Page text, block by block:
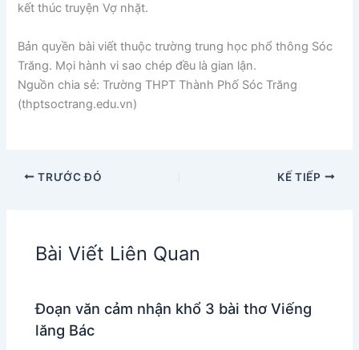
kết thúc truyện Vợ nhặt.
Bản quyền bài viết thuộc trường trung học phổ thông Sóc
Trăng. Mọi hành vi sao chép đều là gian lận.
Nguồn chia sẻ: Trường THPT Thành Phố Sóc Trăng
(thptsoctrang.edu.vn)
TRƯỚC ĐÓ KẾ TIẾP
Bài Viết Liên Quan
Đoạn văn cảm nhận khổ 3 bài thơ Viếng
lăng Bác